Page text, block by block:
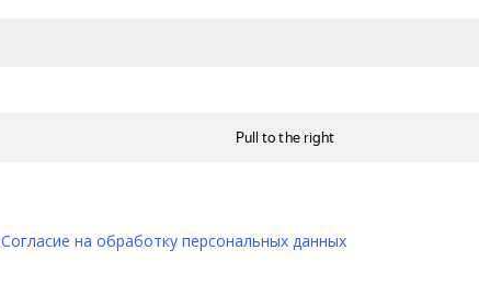
Согласие на обработку персональных данных